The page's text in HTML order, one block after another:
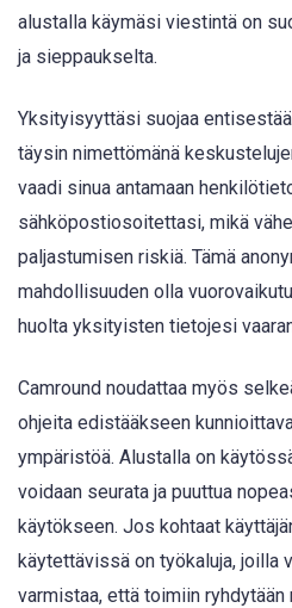
alustalla käymäsi viestintä on
ja sieppaukselta.
Yksityisyyttäsi suojaa
täysin nimettömänä
vaadi sinua antamaan
sähköpostiosoitettasi, mikä
paljastumisen riskiä. Tämä
mahdollisuuden olla
huolta yksityisten tietojesi
Camround noudattaa myös
ohjeita edistääkseen
ympäristöä. Alustalla on
voidaan seurata ja puuttua
käytökseen. Jos kohtaat
käytettävissä on työkaluja, joilla
varmistaa, että toimiin ryhdytään